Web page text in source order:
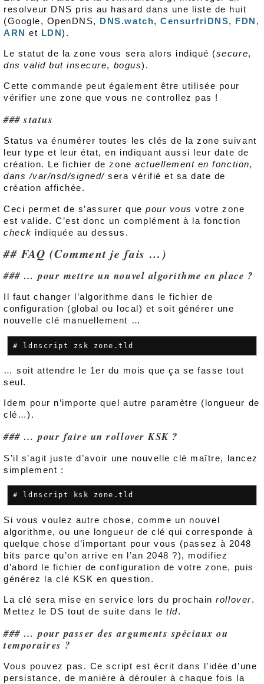
resolveur DNS pris au hasard dans une liste de huit
(Google, OpenDNS, DNS.watch,CensurfriDNS, FDN ,
ARN et LDN).
Le statut de la zone vous sera alors indiqué (secure,
dns valid but insecure, bogus).
Cette commande peut également être utilisée pour
vérifier une zone que vous ne controllez pas !
status
Status va énumérer toutes les clés de la zone suivant
leur type et leur état, en indiquant aussi leur date de
création. Le fichier de zoneactuellement en fonction,
dans /var/nsd/signed/sera vérifié et sa date de
création affichée.
Ceci permet de s’assurer quepour vous votre zone
est valide. C’est donc un complément à la fonction
check indiquée au dessus.
FAQ (Comment je fais …)
… pour mettre un nouvel algorithme en place ?
Il faut changer l’algorithme dans le fichier de
configuration (global ou local) et soit générer une
nouvelle clé manuellement …
… soit attendre le 1er du mois que ça se fasse tout
seul.
Idem pour n’importe quel autre paramètre (longueur de
clé…).
… pour faire un rollover KSK ?
S’il s’agit juste d’avoir une nouvelle clé maître, lancez
simplement :
Si vous voulez autre chose, comme un nouvel
algorithme, ou une longueur de clé qui corresponde à
quelque chose d’important pour vous (passez à 2048
bits parce qu’on arrive en l’an 2048 ?), modifiez
d’abord le fichier de configuration de votre zone, puis
générez la clé KSK en question.
La clé sera mise en service lors du prochainrollover.
Mettez le DS tout de suite dans letld.
… pour passer des arguments spéciaux ou
temporaires ?
Vous pouvez pas. Ce script est écrit dans l’idée d’une
persistance, de manière à dérouler à chaque fois la